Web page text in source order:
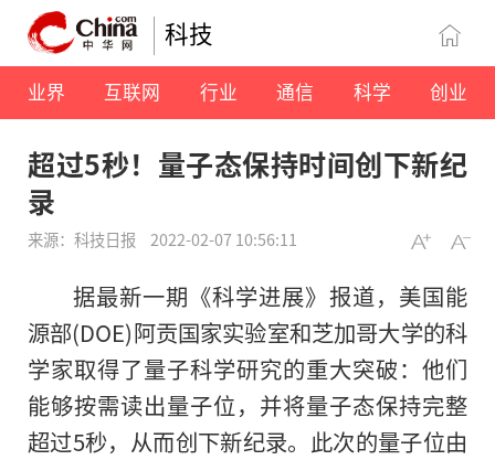
科技
业界 互联网 行业 通信 科学 创业
超过5秒！量子态保持时间创下新纪
录
来源：科技日报 2022-02-07 10:56:11
据最新一期《科学进展》报道，美国能
源部(DOE)阿贡国家实验室和芝加哥大学的科
学家取得了量子科学研究的重大突破：他们
能够按需读出量子位，并将量子态保持完整
超过5秒，从而创下新纪录。此次的量子位由